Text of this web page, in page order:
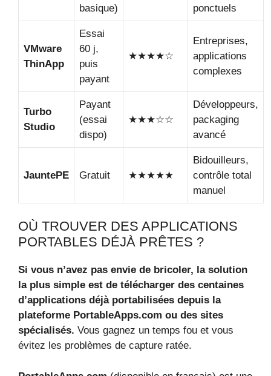
basique)
ponctuels
VMware
ThinApp
Essai
60 j,
puis
payant
★★★★☆
Entreprises,
applications
complexes
Turbo
Studio
Payant
(essai
dispo)
★★★☆☆
Développeurs,
packaging
avancé
JauntePE Gratuit ★★★★★
Bidouilleurs,
contrôle total
manuel
OÙ TROUVER DES APPLICATIONS
PORTABLES DÉJÀ PRÊTES ?
Si vous n’avez pas envie de bricoler, la solution
la plus simple est de télécharger des centaines
d’applications déjà portabilisées depuis la
plateforme PortableApps.com ou des sites
spécialisés. Vous gagnez un temps fou et vous
évitez les problèmes de capture ratée.